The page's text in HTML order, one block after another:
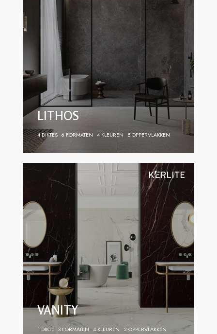
LITHOS
4 DIKTES 6 FORMATEN 4 KLEUREN 5 OPPERVLAKKEN
VANITY
1 DIKTE 3 FORMATEN 4 KLEUREN 2 OPPERVLAKKEN